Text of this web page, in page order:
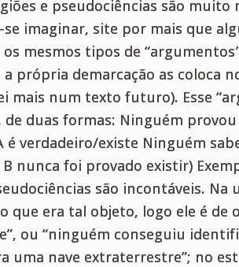
e pseudociências são muito
imaginar, site por mais que
os mesmos tipos de
a própria demarcação as coloca
mais num texto futuro). Esse
de duas formas: Ninguém
é verdadeiro/existe Ninguém
B nunca foi provado existir)
são incontáveis. Na
que era tal objeto, logo ele é de
ou “ninguém conseguiu
uma nave extraterrestre”; no